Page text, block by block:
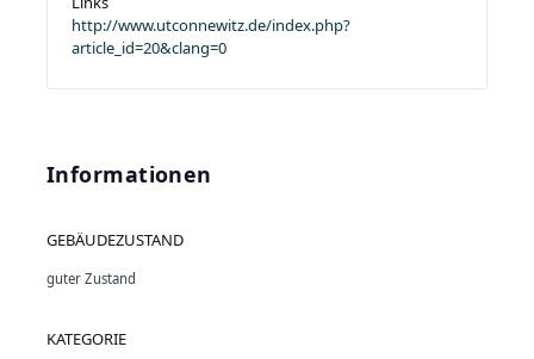
http://www.utconnewitz.de/index.php?
article_id=20&clang=0
Informationen
GEBÄUDEZUSTAND
guter Zustand
KATEGORIE